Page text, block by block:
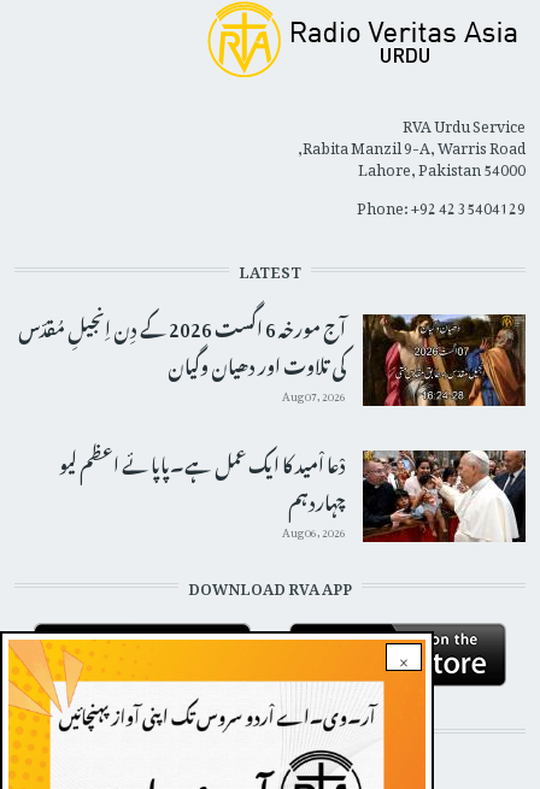
×
RVA Urdu Service
Rabita Manzil 9-A, Warris Road,
Lahore, Pakistan 54000
Phone: +92 42 35404129
LATEST
آج مورخہ 6 اگست 2026 کے دِن اِنجیلِ مُقدّس
کی تلاوت اور دھیان وگیان
Aug 07, 2026
دْعا اْمید کا ایک عمل ہے۔پاپائے اعظم لیو
چہاردہم
Aug 06, 2026
DOWNLOAD RVA APP
STAY CONNECTED WITH US!